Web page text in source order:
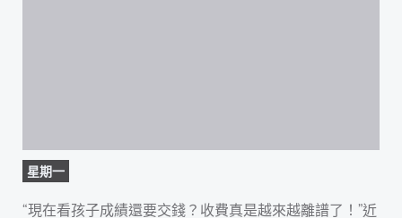
星期一
“現在看孩子成績還要交錢？收費真是越來越離譜了！”近